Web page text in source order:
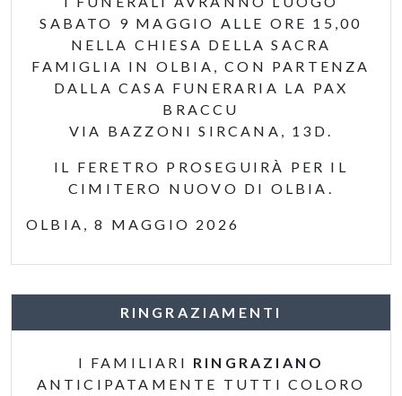
SABATO 9 MAGGIO ALLE ORE 15,00
NELLA CHIESA DELLA SACRA
FAMIGLIA IN OLBIA, CON PARTENZA
DALLA CASA FUNERARIA LA PAX
BRACCU
VIA BAZZONI SIRCANA, 13D.
IL FERETRO PROSEGUIRÀ PER IL
CIMITERO NUOVO DI OLBIA.
OLBIA, 8 MAGGIO 2026
RINGRAZIAMENTI
I FAMILIARI RINGRAZIANO
ANTICIPATAMENTE TUTTI COLORO